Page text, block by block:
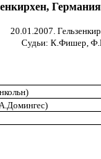
20.01.2007.
Судьи: К.Фишер,